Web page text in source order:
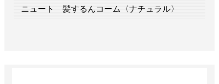
ニュート 髪するんコーム〈ナチュラル〉